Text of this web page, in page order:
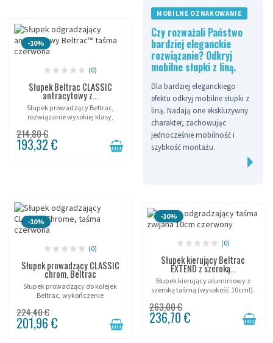
-10%
(0)
Słupek Beltrac CLASSIC
antracytowy z...
Słupek prowadzący Beltrac,
rozwiązanie wysokiej klasy,
wykończenie antracytowe.
214,80 €
193,32 €
MOBILNE OZNAKOWANIE
Czy rozważali Państwo
bardziej eleganckie
rozwiązanie? Odkryj
mobilne słupki z liną.
Dla bardziej eleganckiego
efektu odkryj mobilne słupki z
liną. Nadają one ekskluzywny
charakter, zachowując
jednocześnie mobilność i
szybkość montażu.
-10%
(0)
Słupek prowadzący CLASSIC
chrom, Beltrac
Słupek prowadzący do kolejek
Beltrac, wykończenie
224,40 €
201,96 €
-10%
(0)
Słupek kierujący Beltrac
EXTEND z szeroką...
Słupek kierujący aluminiowy z
szeroką taśmą (wysokość 10cm!).
263,00 €
236,70 €